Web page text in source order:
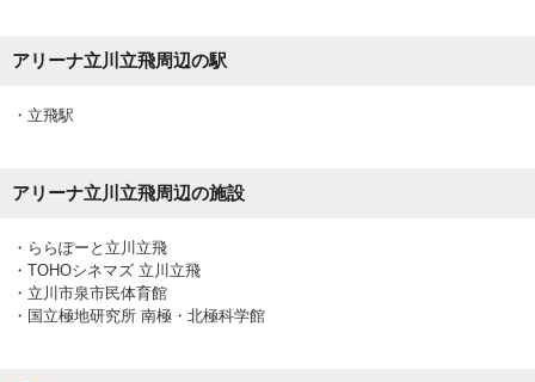
アリーナ立川立飛周辺の駅
・ 立飛駅
アリーナ立川立飛周辺の施設
・ ららぽーと立川立飛
・ TOHOシネマズ 立川立飛
・ 立川市泉市民体育館
・ 国立極地研究所 南極・北極科学館